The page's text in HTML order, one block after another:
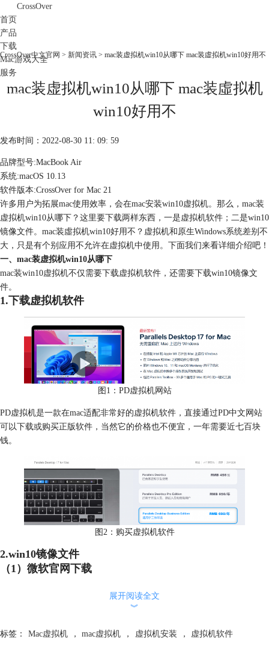
CrossOver
首页
产品
下载
Mac游戏大全
服务
购买
CrossOver中文官网 > 新闻资讯 > mac装虚拟机win10从哪下 mac装虛拟机win10好用不
mac装虚拟机win10从哪下 mac装虛拟机
win10好用不
发布时间：2022-08-30 11: 09: 59
品牌型号:MacBook Air
系统:macOS 10.13
软件版本:CrossOver for Mac 21
许多用户为拓展mac使用效率，会在mac安装win10虚拟机。那么，mac装
虚拟机win10从哪下？这里要下载两样东西，一是虚拟机软件；二是win10
镜像文件。mac装虛拟机win10好用不？虚拟机和原生Windows系统差别不
大，只是有个别应用不允许在虚拟机中使用。下面我们来看详细介绍吧！
一、mac装虚拟机win10从哪下
mac装win10虚拟机不仅需要下载虚拟机软件，还需要下载win10镜像文
件。
1.下载虚拟机软件
图1：PD虚拟机网站
PD虚拟机是一款在mac适配非常好的虚拟机软件，直接通过PD中文网站
可以下载或购买正版软件，当然它的价格也不便宜，一年需要近七百块
钱。
图2：购买虚拟机软件
2.win10镜像文件
（1）微软官网下载
展开阅读全文
︾
标签： Mac虚拟机 ， mac虚拟机 ， 虚拟机安装 ， 虚拟机软件